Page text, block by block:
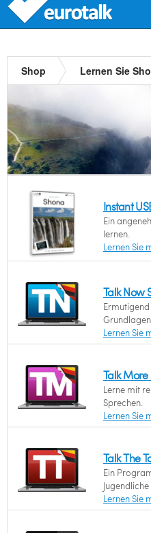
Shop Lernen Sie
Instant
Ein
lernen.
Lernen Sie
Talk Now
Lernen Sie
Talk
Lerne mit
Sprechen.
Lernen Sie
Talk The
Ein
Lernen Sie